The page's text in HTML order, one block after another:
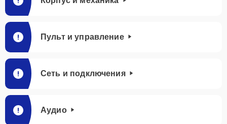
Пульт и управление
Сеть и подключения
Аудио